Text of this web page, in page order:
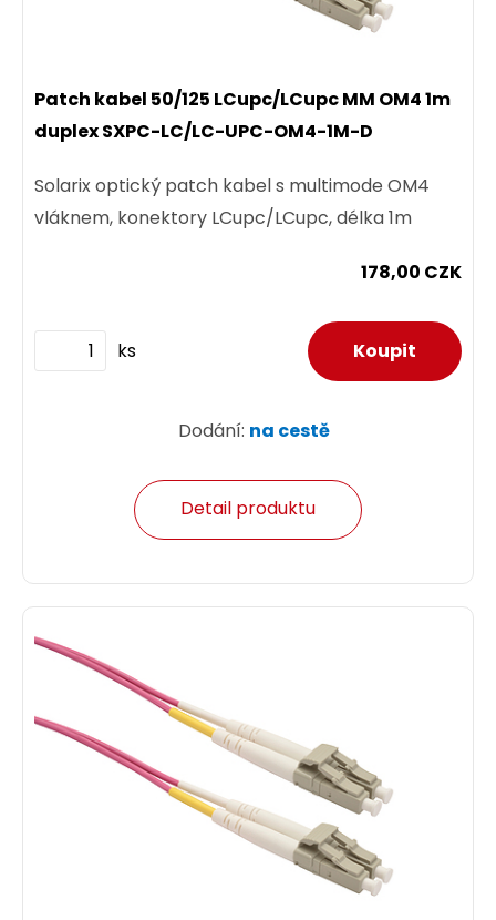
Patch kabel 50/125 LCupc/LCupc MM OM4 1m
duplex SXPC-LC/LC-UPC-OM4-1M-D
Solarix optický patch kabel s multimode OM4
vláknem, konektory LCupc/LCupc, délka 1m
178,00 CZK
ks
Dodání: na cestě
Detail produktu